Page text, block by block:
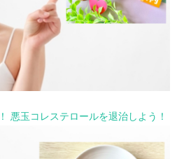
悪玉コレステロールを退治しよう！